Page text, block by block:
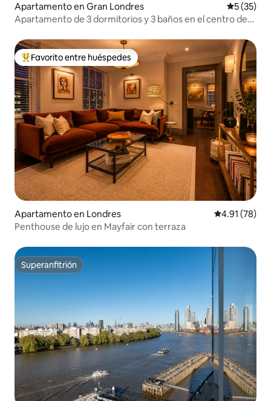
Apartamento en Gran Londres
5 (35)
Apartamento de 3 dormitorios y 3 baños en el centro de
Favorito entre huéspedes preferido
Favorito entre huéspedes
Apartamento en Londres Calificación
4.91 (78)
Penthouse de lujo en Mayfair con terraza
Superanfitrión
Superanfitrión